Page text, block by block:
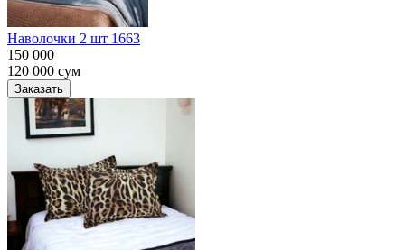
Наволочки 2 шт 1663
150 000
120 000 сум
Заказать